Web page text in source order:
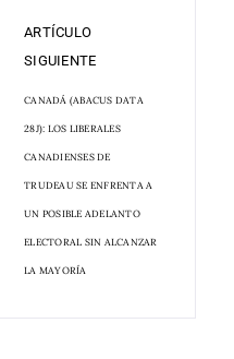
ARTÍCULO
SIGUIENTE
CANADÁ (ABACUS DATA
28J): LOS LIBERALES
CANADIENSES DE
TRUDEAU SE ENFRENTA A
UN POSIBLE ADELANTO
ELECTORAL SIN ALCANZAR
LA MAYORÍA